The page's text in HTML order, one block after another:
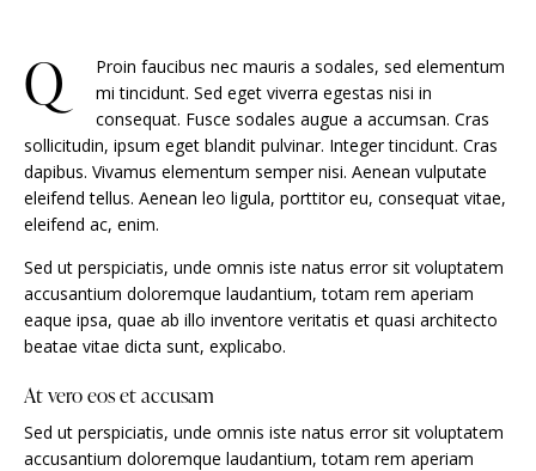
Q
Proin faucibus nec mauris a sodales, sed elementum
mi tincidunt. Sed eget viverra egestas nisi in
consequat. Fusce sodales augue a accumsan. Cras
sollicitudin, ipsum eget blandit pulvinar. Integer tincidunt. Cras
dapibus. Vivamus elementum semper nisi. Aenean vulputate
eleifend tellus. Aenean leo ligula, porttitor eu, consequat vitae,
eleifend ac, enim.
Sed ut perspiciatis, unde omnis iste natus error sit voluptatem
accusantium doloremque laudantium, totam rem aperiam
eaque ipsa, quae ab illo inventore veritatis et quasi architecto
beatae vitae dicta sunt, explicabo.
At vero eos et accusam
Sed ut perspiciatis, unde omnis iste natus error sit voluptatem
accusantium doloremque laudantium, totam rem aperiam